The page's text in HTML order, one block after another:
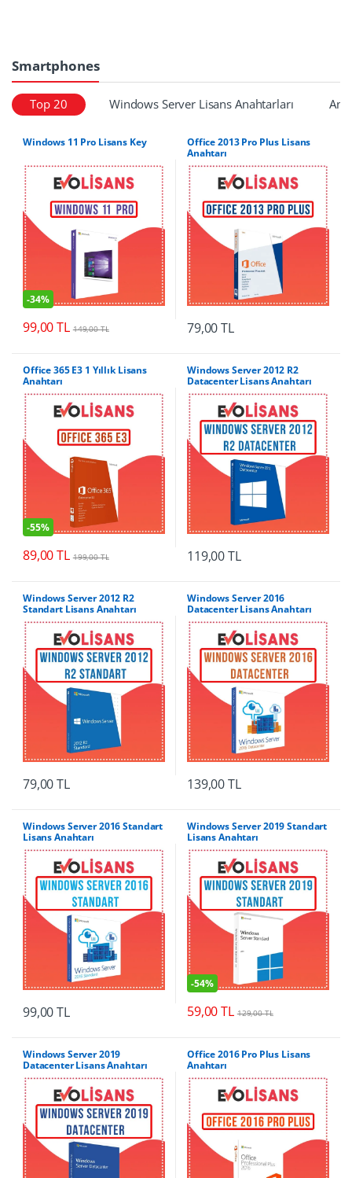
Smartphones
Top 20 Windows Server Lisans Anahtarları
Windows 11 Pro Lisans Key
-34%
99,00TL 149,00TL
Office 2013 Pro Plus Lisans
Anahtarı
79,00TL
Office 365 E3 1 Yıllık Lisans
Anahtarı
-55%
89,00TL 199,00TL
Windows Server 2012 R2
Datacenter Lisans Anahtarı
119,00TL
Windows Server 2012 R2
Standart Lisans Anahtarı
79,00TL
Windows Server 2016
Datacenter Lisans Anahtarı
139,00TL
Windows Server 2016 Standart
Lisans Anahtarı
99,00TL
Windows Server 2019 Standart
Lisans Anahtarı
-54%
59,00TL 129,00TL
Windows Server 2019
Datacenter Lisans Anahtarı
Office 2016 Pro Plus Lisans
Anahtarı